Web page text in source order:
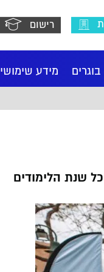
רישום
בוגרים מידע שימושי
שנת הלימודים